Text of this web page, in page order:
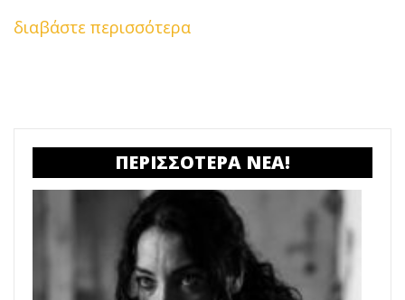
διαβάστε περισσότερα
ΠΕΡΙΣΣΟΤΕΡΑ ΝΕΑ!